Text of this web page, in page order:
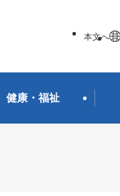
本文へ
健康・福祉